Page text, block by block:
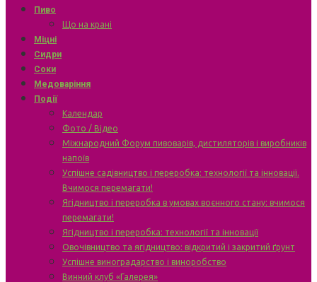
Пиво
Що на крані
Міцні
Сидри
Соки
Медоваріння
Події
Календар
Фото / Відео
Міжнародний Форум пивоварів, дистиляторів і виробників
напоїв
Успішне садівництво і переробка: технології та інновації.
Вчимося перемагати!
Ягідництво і переробка в умовах воєнного стану: вчимося
перемагати!
Ягідництво і переробка: технології та інновації
Овочівництво та ягідництво: відкритий і закритий ґрунт
Успішне виноградарство і виноробство
Винний клуб «Галерея»